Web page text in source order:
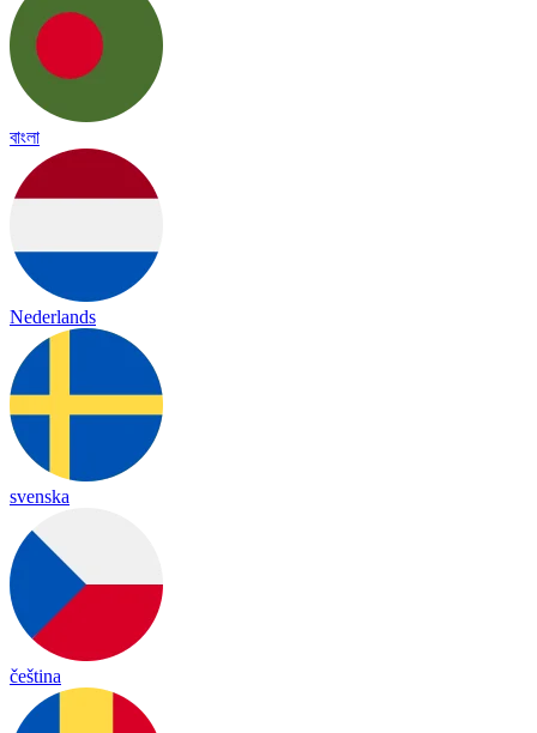
বাংলা
Nederlands
svenska
čeština